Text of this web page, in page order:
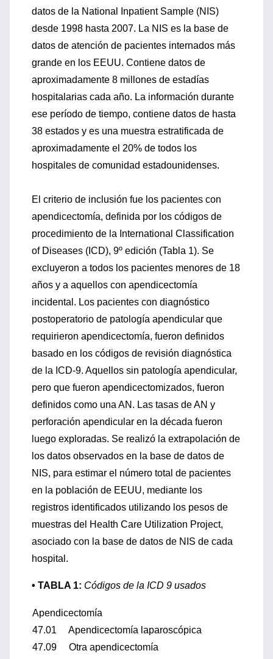
datos de la National Inpatient Sample (NIS)
desde 1998 hasta 2007. La NIS es la base de
datos de atención de pacientes internados más
grande en los EEUU. Contiene datos de
aproximadamente 8 millones de estadías
hospitalarias cada año. La información durante
ese período de tiempo, contiene datos de hasta
38 estados y es una muestra estratificada de
aproximadamente el 20% de todos los
hospitales de comunidad estadounidenses.
El criterio de inclusión fue los pacientes con
apendicectomía, definida por los códigos de
procedimiento de la International Classification
of Diseases (ICD), 9º edición (Tabla 1). Se
excluyeron a todos los pacientes menores de 18
años y a aquellos con apendicectomía
incidental. Los pacientes con diagnóstico
postoperatorio de patología apendicular que
requirieron apendicectomía, fueron definidos
basado en los códigos de revisión diagnóstica
de la ICD-9. Aquellos sin patología apendicular,
pero que fueron apendicectomizados, fueron
definidos como una AN. Las tasas de AN y
perforación apendicular en la década fueron
luego exploradas. Se realizó la extrapolación de
los datos observados en la base de datos de
NIS, para estimar el número total de pacientes
en la población de EEUU, mediante los
registros identificados utilizando los pesos de
muestras del Health Care Utilization Project,
asociado con la base de datos de NIS de cada
hospital.
• TABLA 1: Códigos de la ICD 9 usados
Apendicectomía
47.01 Apendicectomía laparoscópica
47.09 Otra apendicectomía